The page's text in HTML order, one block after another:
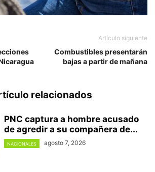
Artículo siguiente
Combustibles presentarán
bajas a partir de mañana
relacionados
PNC captura a hombre acusado
de agredir a su compañera de...
NACIONALES agosto 7, 2026